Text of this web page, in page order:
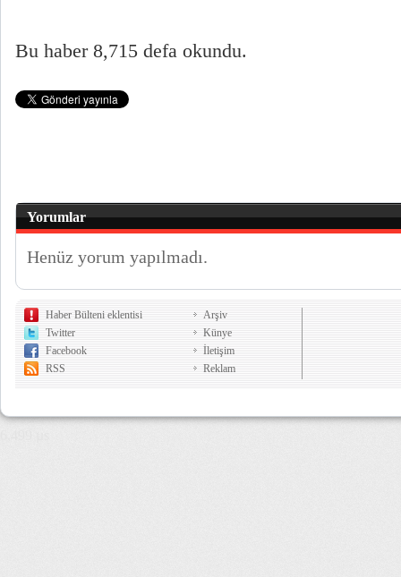
Bu haber 8,715 defa okundu.
Yorumlar
Henüz yorum yapılmadı.
Haber Bülteni eklentisi
Twitter
Facebook
RSS
Arşiv
Künye
İletişim
Reklam